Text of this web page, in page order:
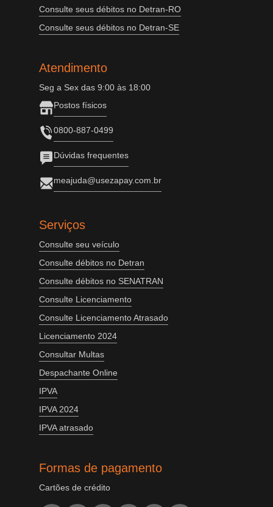
Consulte seus débitos no Detran-RO
Consulte seus débitos no Detran-SE
Atendimento
Seg a Sex das 9:00 às 18:00
Postos físicos
0800-887-0499
Dúvidas frequentes
meajuda@usezapay.com.br
Serviços
Consulte seu veículo
Consulte débitos no Detran
Consulte débitos no SENATRAN
Consulte Licenciamento
Consulte Licenciamento Atrasado
Licenciamento 2024
Consultar Multas
Despachante Online
IPVA
IPVA 2024
IPVA atrasado
Formas de pagamento
Cartões de crédito